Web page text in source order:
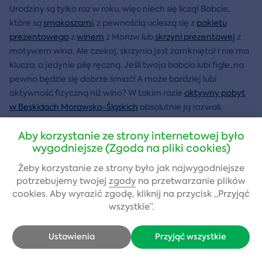
Urodziny są tylko raz w roku, więc niech się liczą! Babcie,
które są smakoszami, z pewnością ucieszą się z pakietu
prezentowegozwinem z Moraw lub skrzyni prezentowej z
motywem wina. Ale czekaj, skrzynia jest zamknięta! I nie ma
klucza, a jedynie piłę ręczną. Jeśli twoja babcia lubi figle, na
pewno będzie się dobrze śmiać! A może bardziej lubi
aktywność fizyczną niż wino? W takim razie aktywny pobyt
w Beskidach Morawsko-Śląskich absolutnie ją rozwali.
NaBoże Narodzenie
Zbliża się koniec roku, a to oznacza, że jest to idealny czas,
aby spuścić z siebie trochę pary! Amasażesą do tego
absolutnie idealne.
Tajski masaż aromaterapeutyczny
olejkami eterycznymi zrelaksuje zarówno ciało, jak i umysł.
starzenie. A co powiesz na mały relaks pełen aktywności z
całą rodziną? Uszczęśliw swoją babcię i dziadka, zapewniając
Aby korzystanie ze strony internetowej było
wygodniejsze (Zgoda na pliki cookies)
Żeby korzystanie ze strony było jak najwygodniejsze
potrzebujemy twojej zgody na przetwarzanie plików
cookies. Aby wyrazić zgodę, kliknij na przycisk „Przyjąć
wszystkie”.
Przyjąć wszystkie
Ustawienia